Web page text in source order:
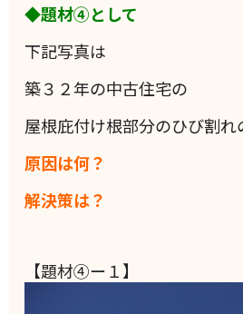
◆題材④として
下記写真は
築３２年の中古住宅の
屋根庇付け根部分のひび割れ
原因は何？
解決策は？
【題材④ー１】